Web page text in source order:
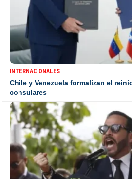
INTERNACIONALES
Chile y Venezuela formalizan el
consulares